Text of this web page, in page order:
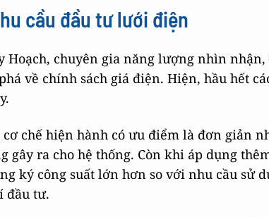
cầu đầu tư lưới điện
Hoạch, chuyên gia năng lượng nhìn
về chính sách giá điện. Hiện, hầu hết
cơ chế hiện hành có ưu điểm là đơn giản
gây ra cho hệ thống. Còn khi áp dụng
ký công suất lớn hơn so với nhu cầu sử
đầu tư.